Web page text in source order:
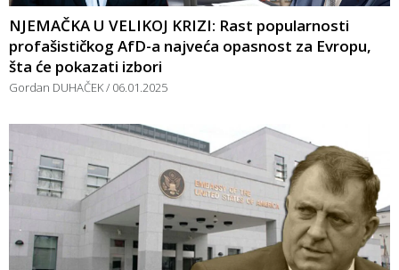
NJEMAČKA U VELIKOJ KRIZI: Rast popularnosti
profašističkog AfD-a najveća opasnost za Evropu,
šta će pokazati izbori
Gordan DUHAČEK 06.01.2025